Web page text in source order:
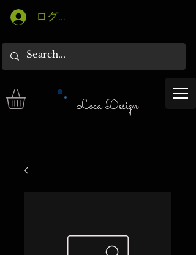
ログイン
Loca Design